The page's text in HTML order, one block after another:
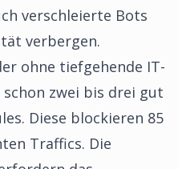
verschleierte Bots
verbergen.
ohne tiefgehende IT-
zwei bis drei gut
Diese blockieren 85
Traffics. Die